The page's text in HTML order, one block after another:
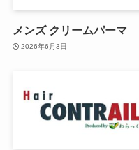
メンズ クリームパーマ
2026年6月3日